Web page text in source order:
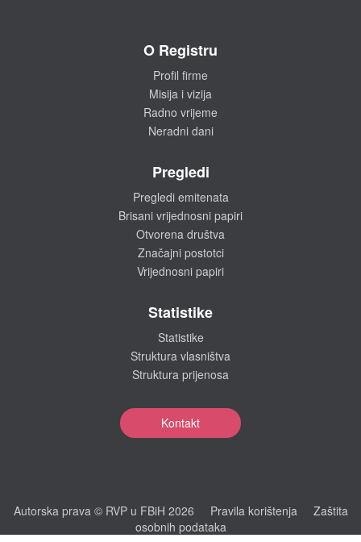
O Registru
Profil firme
Misija i vizija
Radno vrijeme
Neradni dani
Pregledi
Pregledi emitenata
Brisani vrijednosni papiri
Otvorena društva
Značajni postotci
Vrijednosni papiri
Statistike
Statistike
Struktura vlasništva
Struktura prijenosa
Kontakt
Autorska prava © RVP u FBiH 2026 Pravila korištenja
Zaštita
osobnih podataka